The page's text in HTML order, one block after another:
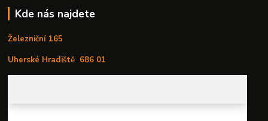
Kde nás najdete
Železniční 165
Uherské Hradiště 686 01